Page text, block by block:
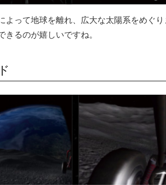
よって地球を離れ、広大な太陽系をめぐ
きるのが嬉しいですね。